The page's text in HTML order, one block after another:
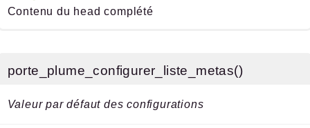
Contenu du head complété
porte_plume_configurer_liste_metas()
Valeur par défaut des configurations